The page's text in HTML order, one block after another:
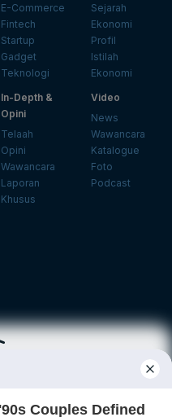
E-Commerce
Fintech
Startup
Gadget
Teknologi
Sejarah
Ekonomi
Profil
Istilah
Ekonomi
In-Depth &
Opini
Telaah
Opini
Wawancara
Laporan
Khusus
Video
News
Wawancara
Katalogue
Foto
Podcast